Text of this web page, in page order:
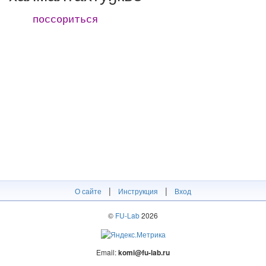
поссориться
О сайте | Инструкция | Вход
© FU-Lab2026
Email:komi@fu-lab.ru